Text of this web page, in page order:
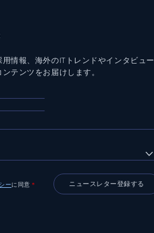
情報、海外のITトレンドやインタビュー
テンツをお届けします。
ーに同意 ＊